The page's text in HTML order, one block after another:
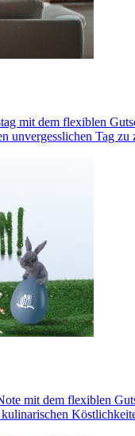
mit dem flexiblen
unvergesslichen Tag
mit dem flexiblen